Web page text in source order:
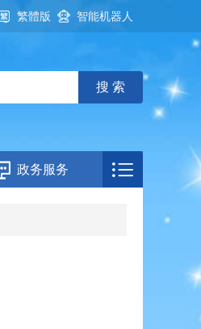
繁體版 智能机器人
政务服务